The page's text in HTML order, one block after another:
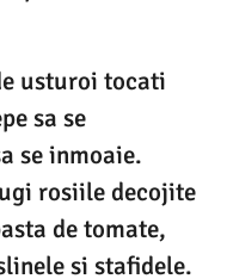
usturoi tocati
sa se
se inmoaie.
rosiile decojite
de tomate,
si stafidele.